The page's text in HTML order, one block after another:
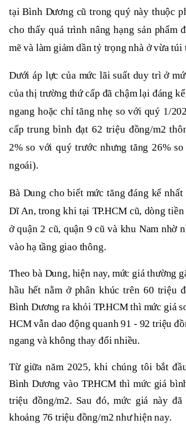
tại Bình Dương cũ trong quý này thuộc
cho thấy quá trình nâng hạng sản phẩm
mẽ và làm giảm dần tỷ trọng nhà ở vừa túi
Dưới áp lực của mức lãi suất duy trì ở
của thị trường thứ cấp đã chậm lại đáng
ngang hoặc chỉ tăng nhẹ so với quý 1/
cấp trung bình đạt 62 triệu đồng/m2
2% so với quý trước nhưng tăng 26%
ngoái).
Bà Dung cho biết mức tăng đáng kể
Dĩ An, trong khi tại TP.HCM cũ, dòng
ở quận 2 cũ, quận 9 cũ và khu Nam nhờ
vào hạ tầng giao thông.
Theo bà Dung, hiện nay, mức giá thường
hầu hết nằm ở phân khúc trên 60 triệu
Bình Dương ra khỏi TP.HCM thì mức giá
HCM vẫn dao động quanh 91 - 92 triệu
ngang và không thay đổi nhiều.
Từ giữa năm 2025, khi chúng tôi bắt
Bình Dương vào TP.HCM thì mức giá
triệu đồng/m2. Sau đó, mức giá này
khoảng 76 triệu đồng/m2 như hiện nay.